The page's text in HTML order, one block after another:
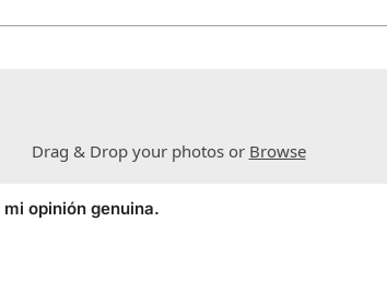
Drag & Drop your photos or Browse
opinión genuina.